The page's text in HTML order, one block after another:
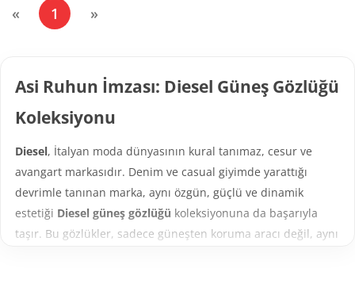
« 1 (current)
»
Asi Ruhun İmzası: Diesel Güneş Gözlüğü
Koleksiyonu
Diesel, İtalyan moda dünyasının kural tanımaz, cesur ve
avangart markasıdır. Denim ve casual giyimde yarattığı
devrimle tanınan marka, aynı özgün, güçlü ve dinamik
estetiği Diesel güneş gözlüğü koleksiyonuna da başarıyla
taşır. Bu gözlükler, sadece güneşten koruma aracı değil, aynı